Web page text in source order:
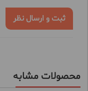
ثبت و ارسال نظر
محصولات مشابه